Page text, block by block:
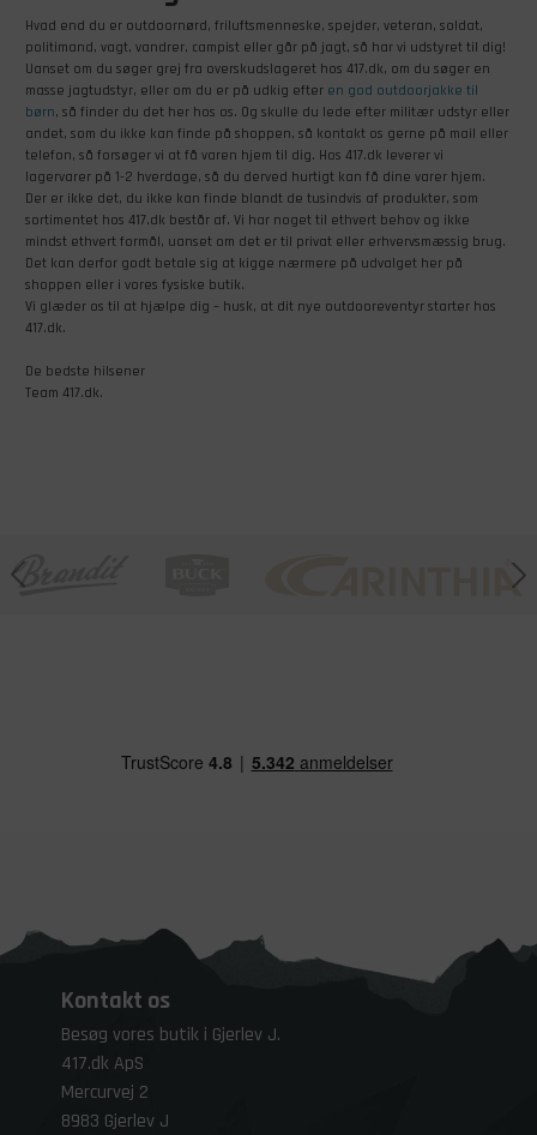
Hvad end du er outdoornørd, friluftsmenneske, spejder, veteran, soldat,
politimand, vagt, vandrer, campist eller går på jagt, så har vi udstyret til dig!
Uanset om du søger grej fra overskudslageret hos 417.dk, om du søger en
masse jagtudstyr, eller om du er på udkig efter en god outdoorjakke til
børn, så finder du det her hos os. Og skulle du lede efter militær udstyr eller
andet, som du ikke kan finde på shoppen, så kontakt os gerne på mail eller
telefon, så forsøger vi at få varen hjem til dig. Hos 417.dk leverer vi
lagervarer på 1-2 hverdage, så du derved hurtigt kan få dine varer hjem.
Der er ikke det, du ikke kan finde blandt de tusindvis af produkter, som
sortimentet hos 417.dk består af. Vi har noget til ethvert behov og ikke
mindst ethvert formål, uanset om det er til privat eller erhvervsmæssig brug.
Det kan derfor godt betale sig at kigge nærmere på udvalget her på
shoppen eller i vores fysiske butik.
Vi glæder os til at hjælpe dig – husk, at dit nye outdooreventyr starter hos
417.dk.
De bedste hilsener
Team 417.dk.
Kontakt os
Besøg vores butik i Gjerlev J.
417.dk ApS
Mercurvej 2
8983 Gjerlev J